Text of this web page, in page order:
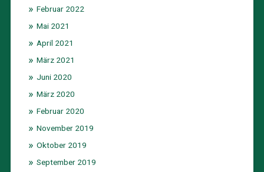
Februar 2022
Mai 2021
April 2021
März 2021
Juni 2020
März 2020
Februar 2020
November 2019
Oktober 2019
September 2019